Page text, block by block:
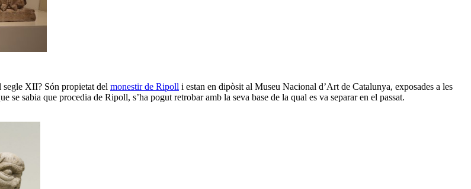
segle XII? Són propietat del monestir de Ripoll i estan en dipòsit al Museu Nacional d’Art de Catalunya, exposades a les
se sabia que procedia de Ripoll, s’ha pogut retrobar amb la seva base de la qual es va separar en el passat.